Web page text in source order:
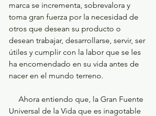
marca se incrementa, sobrevalora y
toma gran fuerza por la necesidad de
otros que desean su producto o
desean trabajar, desarrollarse, servir, ser
útiles y cumplir con la labor que se les
ha encomendado en su vida antes de
nacer en el mundo terreno.
Universal de la Vida que es inagotable